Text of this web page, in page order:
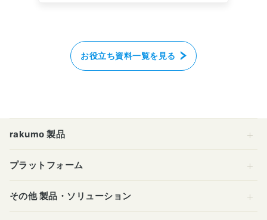
お役立ち資料一覧を見る
rakumo 製品
プラットフォーム
その他 製品・ソリューション